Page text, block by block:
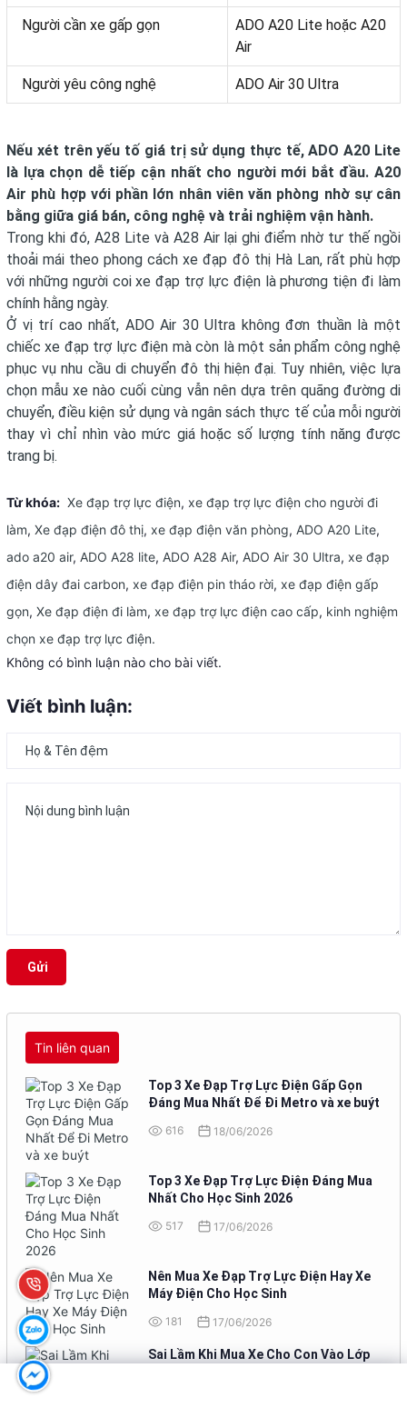
Người cần xe gấp gọn
ADO A20 Lite hoặc A20
Air
Người yêu công nghệ ADO Air 30 Ultra
Nếu xét trên yếu tố giá trị sử dụng thực tế, ADO A20 Lite
là lựa chọn dễ tiếp cận nhất cho người mới bắt đầu. A20
Air phù hợp với phần lớn nhân viên văn phòng nhờ sự cân
bằng giữa giá bán, công nghệ và trải nghiệm vận hành.
Trong khi đó, A28 Lite và A28 Air lại ghi điểm nhờ tư thế ngồi
thoải mái theo phong cách xe đạp đô thị Hà Lan, rất phù hợp
với những người coi xe đạp trợ lực điện là phương tiện đi làm
chính hằng ngày.
Ở vị trí cao nhất, ADO Air 30 Ultra không đơn thuần là một
chiếc xe đạp trợ lực điện mà còn là một sản phẩm công nghệ
phục vụ nhu cầu di chuyển đô thị hiện đại. Tuy nhiên, việc lựa
chọn mẫu xe nào cuối cùng vẫn nên dựa trên quãng đường di
chuyển, điều kiện sử dụng và ngân sách thực tế của mỗi người
thay vì chỉ nhìn vào mức giá hoặc số lượng tính năng được
trang bị.
Từ khóa: Xe đạp trợ lực điện, xe đạp trợ lực điện cho người đi
làm, Xe đạp điện đô thị, xe đạp điện văn phòng, ADO A20 Lite,
ado a20 air, ADO A28 lite, ADO A28 Air, ADO Air 30 Ultra, xe đạp
điện dây đai carbon, xe đạp điện pin tháo rời, xe đạp điện gấp
gọn, Xe đạp điện đi làm, xe đạp trợ lực điện cao cấp, kinh nghiệm
chọn xe đạp trợ lực điện.
Không có bình luận nào cho bài viết.
Viết bình luận:
Gửi
Tin liên quan
Top 3 Xe Đạp Trợ Lực Điện Gấp Gọn
Đáng Mua Nhất Để Đi Metro và xe buýt
616 18/06/2026
Top 3 Xe Đạp Trợ Lực Điện Đáng Mua
Nhất Cho Học Sinh 2026
517 17/06/2026
Nên Mua Xe Đạp Trợ Lực Điện Hay Xe
Máy Điện Cho Học Sinh
181 17/06/2026
Sai Lầm Khi Mua Xe Cho Con Vào Lớp